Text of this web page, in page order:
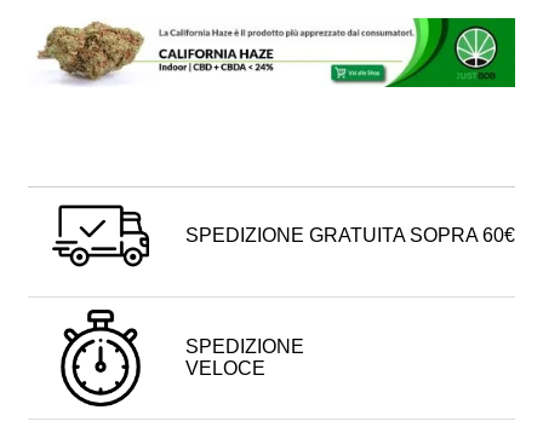
SPEDIZIONE GRATUITA SOPRA 60€
SPEDIZIONE
VELOCE